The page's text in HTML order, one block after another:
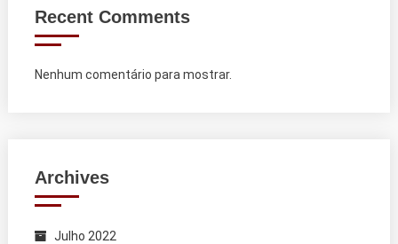
Recent Comments
Nenhum comentário para mostrar.
Archives
Julho 2022